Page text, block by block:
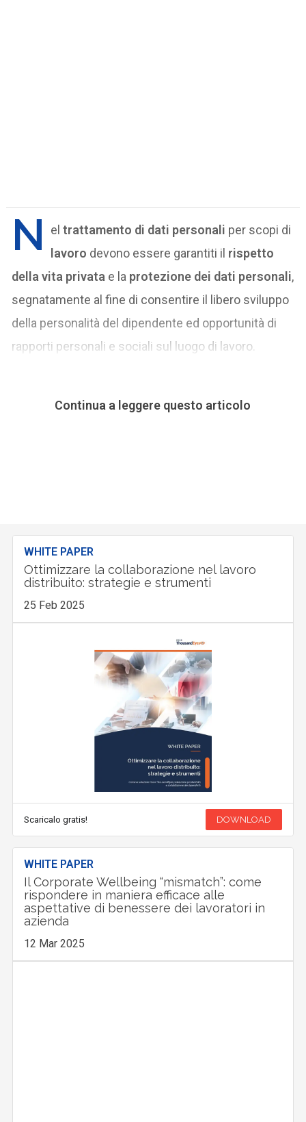
N el trattamento di dati personali per scopi di
lavoro devono essere garantiti il rispetto
della vita privata e la protezione dei dati personali,
segnatamente al fine di consentire il libero sviluppo
della personalità del dipendente ed opportunità di
rapporti personali e sociali sul luogo di lavoro.
Continua a leggere questo articolo
WHITE PAPER
Ottimizzare la collaborazione nel lavoro
distribuito: strategie e strumenti
25 Feb 2025
Scaricalo gratis! DOWNLOAD
WHITE PAPER
Il Corporate Wellbeing “mismatch”: come
rispondere in maniera efficace alle
aspettative di benessere dei lavoratori in
azienda
12 Mar 2025